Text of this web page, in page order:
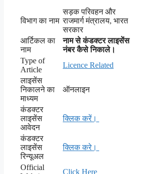
विभाग का नाम
सड़क परिवहन और
राजमार्ग मंत्रालय, भारत
सरकार
आर्टिकल का
नाम
नाम से कंडक्टर लाइसेंस
नंबर कैसे निकाले।
Type of
Article
Licence Related
लाइसेंस
निकालने का
माध्यम
ऑनलाइन
कंडक्टर
लाइसेंस
आवेदन
क्लिक करें।
कंडक्टर
लाइसेंस
रिन्यूअल
क्लिक करे।
Official
Click Here